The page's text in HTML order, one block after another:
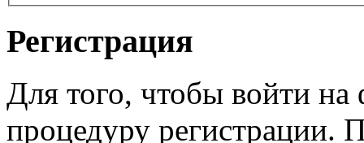
Регистрация
Для того, чтобы войти
процедуру регистрации.